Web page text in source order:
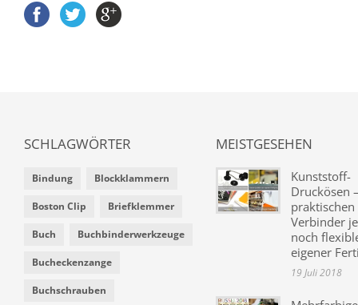
SCHLAGWÖRTER
Bindung Blockklammern
Boston Clip Briefklemmer
Buch Buchbinderwerkzeuge
Bucheckenzange
Buchschrauben
MEISTGESEHEN
Kunststoff-
Druckösen
praktischen
Verbinder
noch
eigener
19 Juli 2018